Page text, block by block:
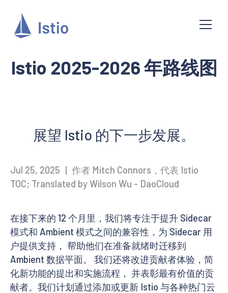
Istio 2025-2026 年路线图
展望 Istio 的下一步发展。
Jul 25, 2025 | 作者 Mitch Connors，代表 Istio
TOC; Translated by Wilson Wu - DaoCloud
在接下来的 12 个月里，我们将专注于提升 Sidecar
模式和 Ambient 模式之间的兼容性，为 Sidecar 用
户提供支持， 帮助他们在准备就绪时迁移到
Ambient 数据平面。 我们还将改进贡献者体验，简
化新功能的提出和实施流程， 并表彰最有价值的贡
献者。我们计划通过添加或更新 Istio 与各种热门云